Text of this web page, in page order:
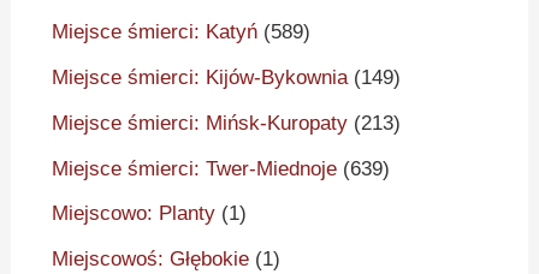
Miejsce śmierci: Katyń (589)
Miejsce śmierci: Kijów-Bykownia(149)
Miejsce śmierci: Mińsk-Kuropaty (213)
Miejsce śmierci: Twer-Miednoje (639)
Miejscowo: Planty (1)
Miejscowoś: Głębokie (1)